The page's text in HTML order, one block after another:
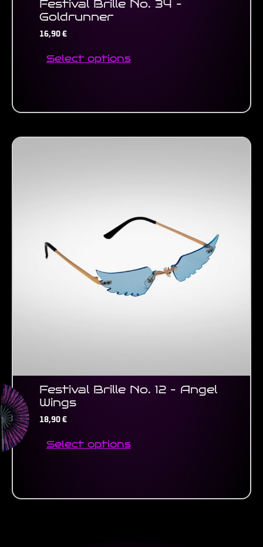
Festival Brille No. 34 –
Goldrunner
16,90 €
Select options
Festival Brille No. 12 – Angel
Wings
18,90 €
Select options
The
be
chosen
on